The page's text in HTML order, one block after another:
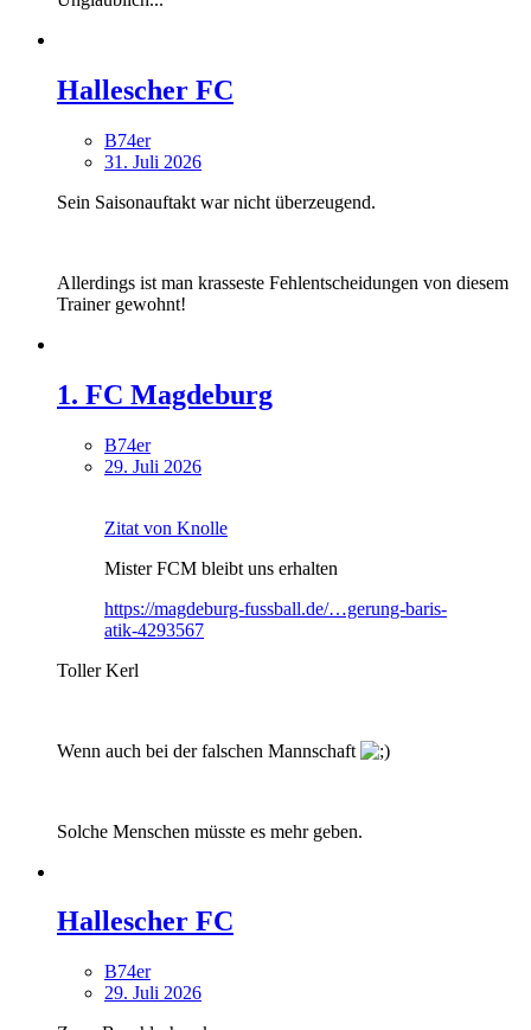
Hallescher FC
B74er
31. Juli 2026
Sein Saisonauftakt war nicht überzeugend.
Allerdings ist man krasseste Fehlentscheidungen von diesem
Trainer gewohnt!
1. FC Magdeburg
B74er
29. Juli 2026
Zitat von Knolle
Mister FCM bleibt uns erhalten
https://magdeburg-fussball.de/…gerung-baris-
atik-4293567
Toller Kerl
Wenn auch bei der falschen Mannschaft
Solche Menschen müsste es mehr geben.
Hallescher FC
B74er
29. Juli 2026